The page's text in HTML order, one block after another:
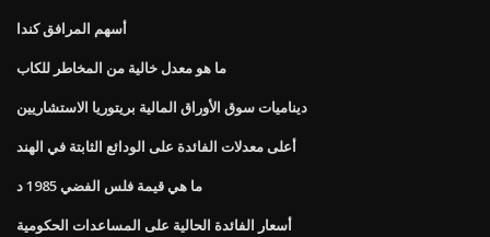
أسهم المرافق كندا
ما هو معدل خالية من المخاطر للكاب
ديناميات سوق الأوراق المالية بريتوريا الاستشاريين
أعلى معدلات الفائدة على الودائع الثابتة في الهند
ما هي قيمة فلس الفضي 1985 د
أسعار الفائدة الحالية على المساعدات الحكومية